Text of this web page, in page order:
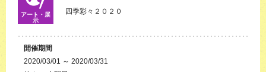
アート・展
示
四季彩々２０２０
開催期間
2020/03/01 ～ 2020/03/31